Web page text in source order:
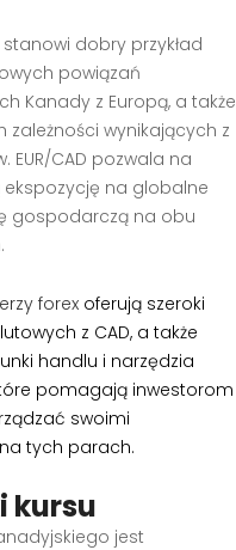
stanowi dobry przykład
powiązań
Kanady z Europą, a także
zależności wynikających z
EUR/CAD pozwala na
ekspozycję na globalne
gospodarczą na obu
forex oferują szeroki
z CAD, a także
handlu i narzędzia
pomagają inwestorom
swoimi
tych parach.
kursu
jest